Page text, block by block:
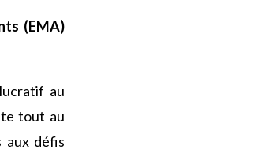
(EMA)
au
tout au
aux défis